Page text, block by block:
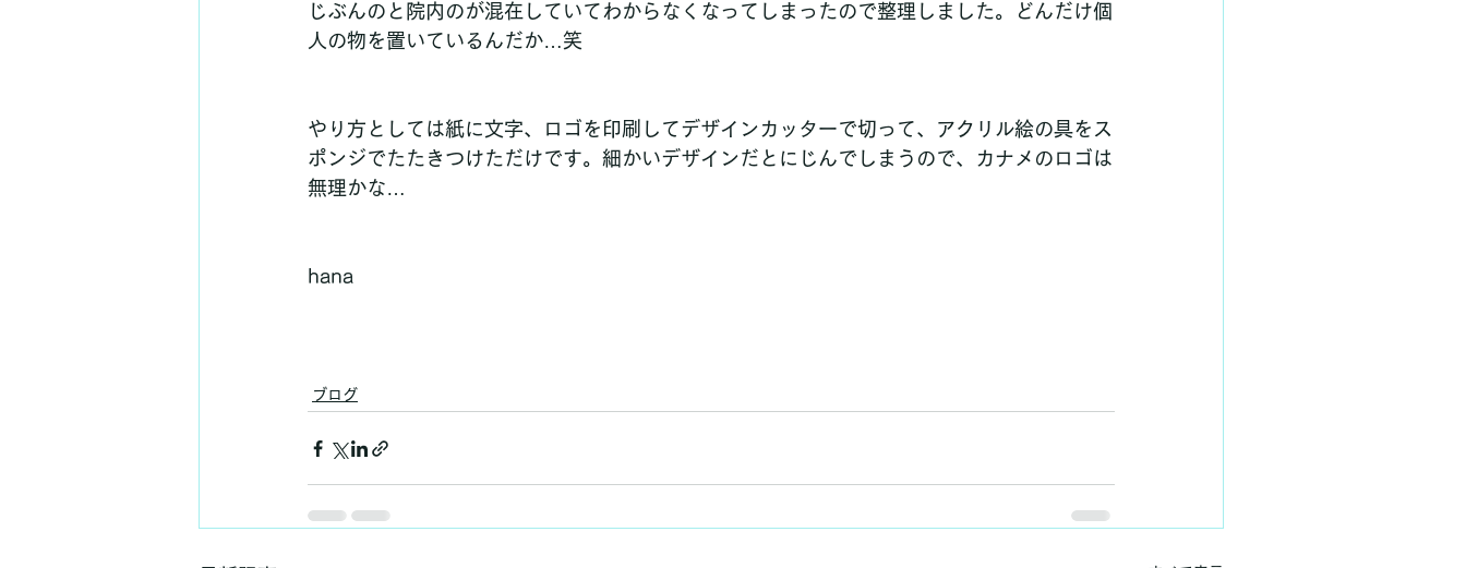
じぶんのと院内のが混在していてわからなくなってしまったので整理しました。どんだけ個
人の物を置いているんだか…笑
やり方としては紙に文字、ロゴを印刷してデザインカッターで切って、アクリル絵の具をス
ポンジでたたきつけただけです。細かいデザインだとにじんでしまうので、カナメのロゴは
無理かな…
hana
ブログ